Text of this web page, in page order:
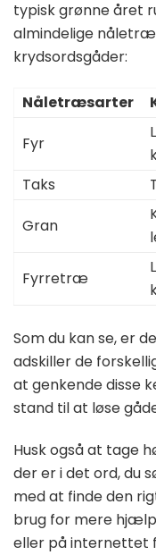
typisk grønne året
almindelige
krydsordsgåder:
Nåletræsarter
Fyr
Taks
Gran
Fyrretræ
Som du kan se, er
adskiller de
at genkende disse
stand til at løse
Husk også at tage
der er i det ord, du
med at finde den
brug for mere
eller på internettet